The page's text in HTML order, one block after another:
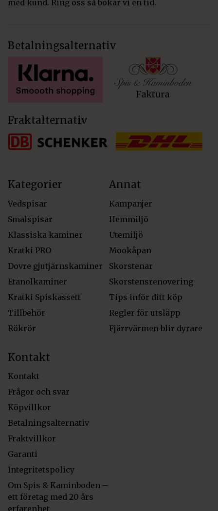
med kund. Ring oss så bokar vi en tid.
Betalningsalternativ
Fraktalternativ
Kategorier
Vedspisar
Smalspisar
Klassiska kaminer
Kratki PRO
Dovre gjutjärnskaminer
Etanolkaminer
Kratki Spiskassett
Tillbehör
Rökrör
Annat
Kampanjer
Hemmiljö
Utemiljö
Mookåpan
Skorstenar
Skorstensrenovering
Tips inför ditt köp
Regler för utsläpp
Fjärrvärmen blir dyrare
Kontakt
Kontakt
Frågor och svar
Köpvillkor
Betalningsalternativ
Fraktvillkor
Garanti
Integritetspolicy
Om Spis & Kaminboden –
ett företag med 20 års
erfarenhet